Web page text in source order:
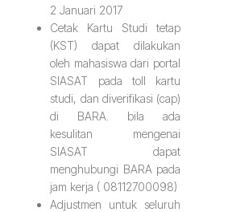
2 Januari 2017
Cetak Kartu Studi tetap
(KST) dapat dilakukan
oleh mahasiswa dari portal
SIASAT pada toll kartu
studi, dan diverifikasi (cap)
di BARA. bila ada
kesulitan mengenai
SIASAT dapat
menghubungi BARA pada
jam kerja ( 08112700098)
Adjustmen untuk seluruh